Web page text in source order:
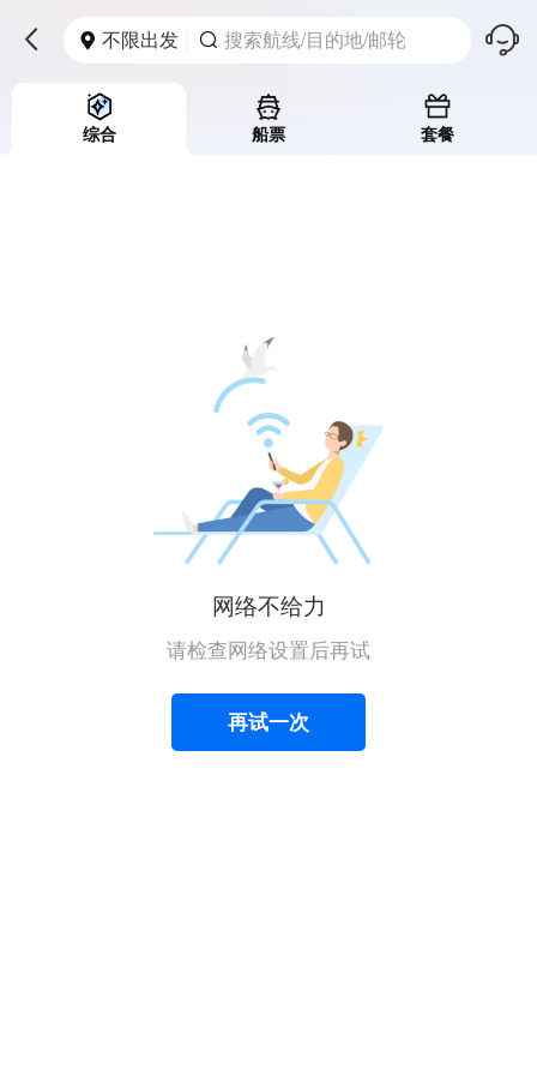
  不限出发  搜索航线/目的地/邮轮 󱪩
综合 船票 套餐
网络不给力
请检查网络设置后再试
再试一次